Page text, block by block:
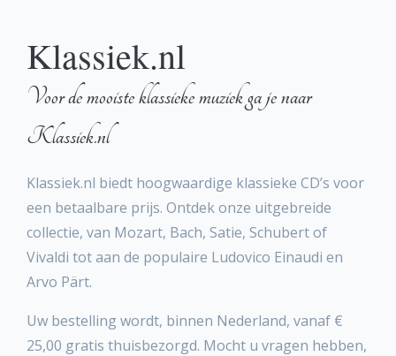
Klassiek.nl
Voor de mooiste klassieke muziek ga je naar
Klassiek.nl
Klassiek.nl biedt hoogwaardige klassieke CD’s voor
een betaalbare prijs. Ontdek onze uitgebreide
collectie, van Mozart, Bach, Satie, Schubert of
Vivaldi tot aan de populaire Ludovico Einaudi en
Arvo Pärt.
Uw bestelling wordt, binnen Nederland, vanaf €
25,00 gratis thuisbezorgd. Mocht u vragen hebben,